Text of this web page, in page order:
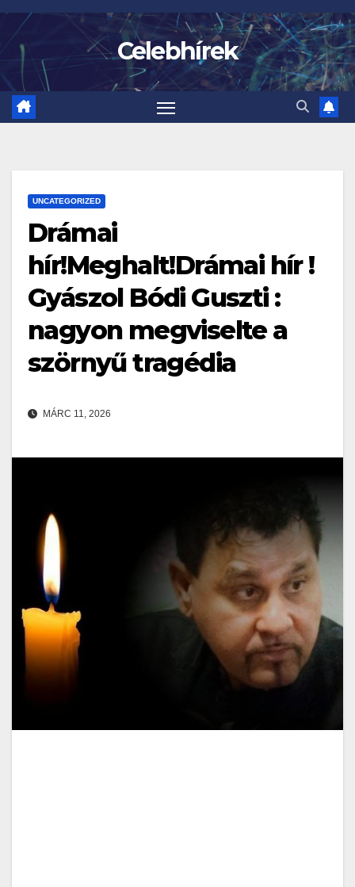
Skip
content
Celebhírek
UNCATEGORIZED
Drámai
hír!Meghalt!Drámai hír !
Gyászol Bódi Guszti :
nagyon megviselte a
szörnyű tragédia
MÁRC 11, 2026